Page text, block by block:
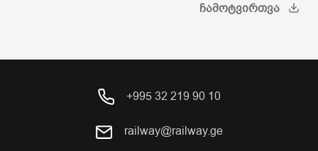
ᲩᲐᲛᲝᲢᲕᲘᲠᲗᲕᲐ
+995 32 219 90 10
railway@railway.ge